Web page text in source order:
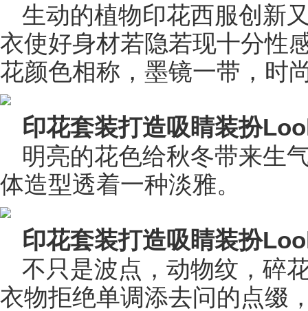
生动的植物印花西服创新
衣使好身材若隐若现十分性
花颜色相称，墨镜一带，时
印花套装打造吸睛装扮
明亮的花色给秋冬带来生
体造型透着一种淡雅。
印花套装打造吸睛装扮
不只是波点，动物纹，碎
衣物拒绝单调添去问的点缀